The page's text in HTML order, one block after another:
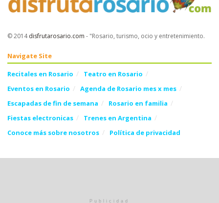
© 2014disfrutarosario.com - "Rosario, turismo, ocio y entretenimiento.
Navigate Site
Recitales en Rosario
Teatro en Rosario
Eventos en Rosario
Agenda de Rosario mes x mes
Escapadas de fin de semana
Rosario en familia
Fiestas electronicas
Trenes en Argentina
Conoce más sobre nosotros
Política de privacidad
Publicidad